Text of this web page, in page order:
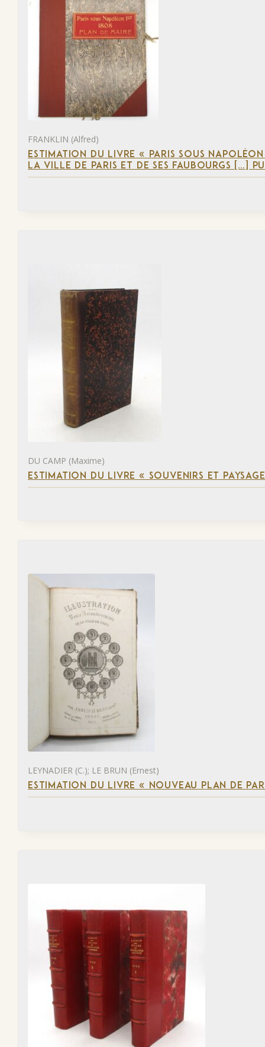
FRANKLIN (Alfred)
ESTIMATION DU LIVRE « PARIS SOUS
LA VILLE DE PARIS ET DE SES FAUBOURGS […]
DU CAMP (Maxime)
ESTIMATION DU LIVRE « SOUVENIRS ET
LEYNADIER (C.); LE BRUN (Ernest)
ESTIMATION DU LIVRE « NOUVEAU PLAN DE